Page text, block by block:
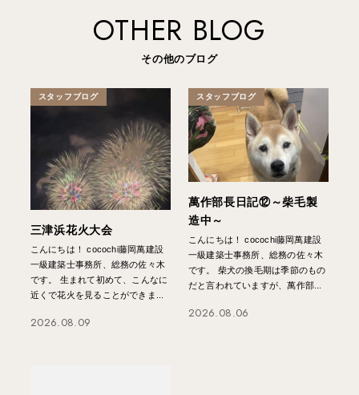
OTHER BLOG
その他のブログ
スタッフブログ
三津浜花火大会
こんにちは！ cocochi藤岡萬建設
一級建築士事務所、総務の佐々木
です。 生まれて初めて、こんなに
近くで花火を見ることができま...
2026.08.09
スタッフブログ
萬作部長日記⑫～柴毛製
造中～
こんにちは！ cocochi藤岡萬建設
一級建築士事務所、総務の佐々木
です。 柴犬の換毛期は季節のもの
だと言われていますが、萬作部...
2026.08.06